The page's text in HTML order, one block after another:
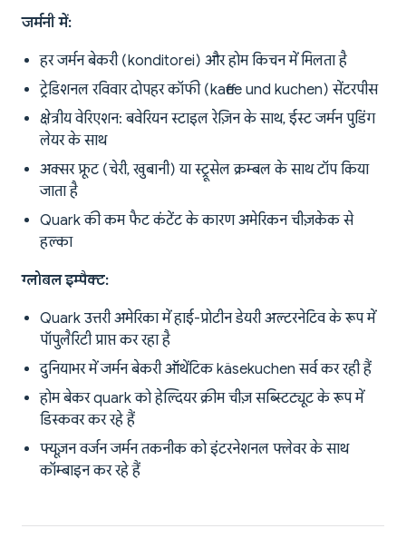
जर्मनी में:
हर जर्मन बेकरी (konditorei) और होम किचन में मिलता है
ट्रेडिशनल रविवार दोपहर कॉफी (kaffee und kuchen) सेंटरपीस
क्षेत्रीय वेरिएशन: बवेरियन स्टाइल रेज़िन के साथ, ईस्ट जर्मन पुडिंग
लेयर के साथ
अक्सर फ्रूट (चेरी, खुबानी) या स्ट्रूसेल क्रम्बल के साथ टॉप किया
जाता है
Quark की कम फैट कंटेंट के कारण अमेरिकन चीज़केक से
हल्का
ग्लोबल इम्पैक्ट:
Quark उत्तरी अमेरिका में हाई-प्रोटीन डेयरी अल्टरनेटिव के रूप में
पॉपुलैरिटी प्राप्त कर रहा है
दुनियाभर में जर्मन बेकरी ऑथेंटिक käsekuchen सर्व कर रही हैं
होम बेकर quark को हेल्दियर क्रीम चीज़ सब्स्टिट्यूट के रूप में
डिस्कवर कर रहे हैं
फ्यूज़न वर्जन जर्मन तकनीक को इंटरनेशनल फ्लेवर के साथ
कॉम्बाइन कर रहे हैं